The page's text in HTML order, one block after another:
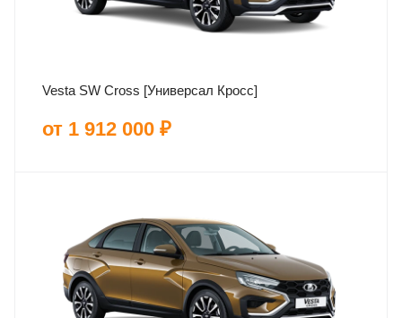
Vesta SW Cross [Универсал Кросс]
от 1 912 000 ₽